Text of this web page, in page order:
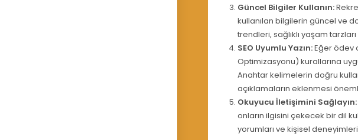
Güncel Bilgiler Kullanın:
kullanılan bilgilerin güncel ve
trendleri, sağlıklı yaşam
SEO Uyumlu Yazın:Eğer ödev
Optimizasyonu) kurallarına
Anahtar kelimelerin doğru
açıklamaların eklenmesi
Okuyucu İletişimini Sağlayın:
onların ilgisini çekecek bir dil
yorumları ve kişisel